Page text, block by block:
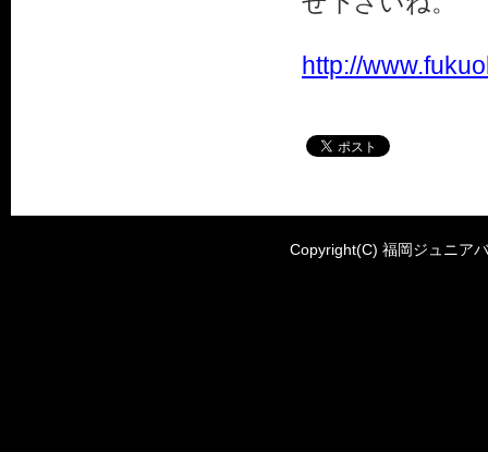
http://
Copyright(C) 福岡ジュニア